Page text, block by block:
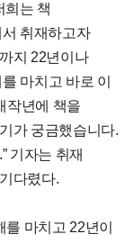
희는 책
취재하고자
지 22년이나
마치고 바로 이
작년에 책을
가 궁금했습니다.
기자는 취재
다렸다.
마치고 22년이